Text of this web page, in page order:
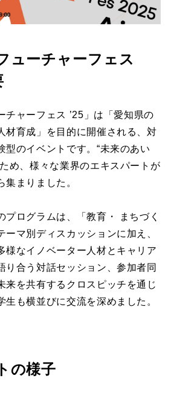
ューチャーフェス
チャーフェス ’25」は
「愛知県の
材育成」を目的に開催される、対
型のイベントです。 “未来のあい
め、様々な業界のエキスパートが
集まりました。
プログラムは、「教育・ まちづく
ーマ別ディスカッションに加え、
様なイノベーター人材とキャリア
り合う対話セッション、参加者同
来を共有するクロスピッチを通じ
生も横並びに交流を深めました。
の様子